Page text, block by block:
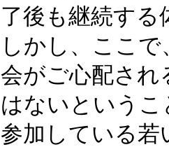
了後も継続する
しかし、ここ
会がご心配され
はないという
参加している若